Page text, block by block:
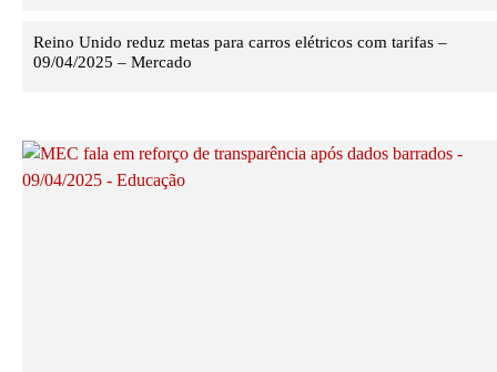
Reino Unido reduz metas para carros elétricos com tarifas –
09/04/2025 – Mercado